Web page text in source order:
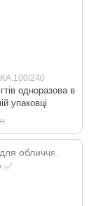
240
одноразова в
упаковці